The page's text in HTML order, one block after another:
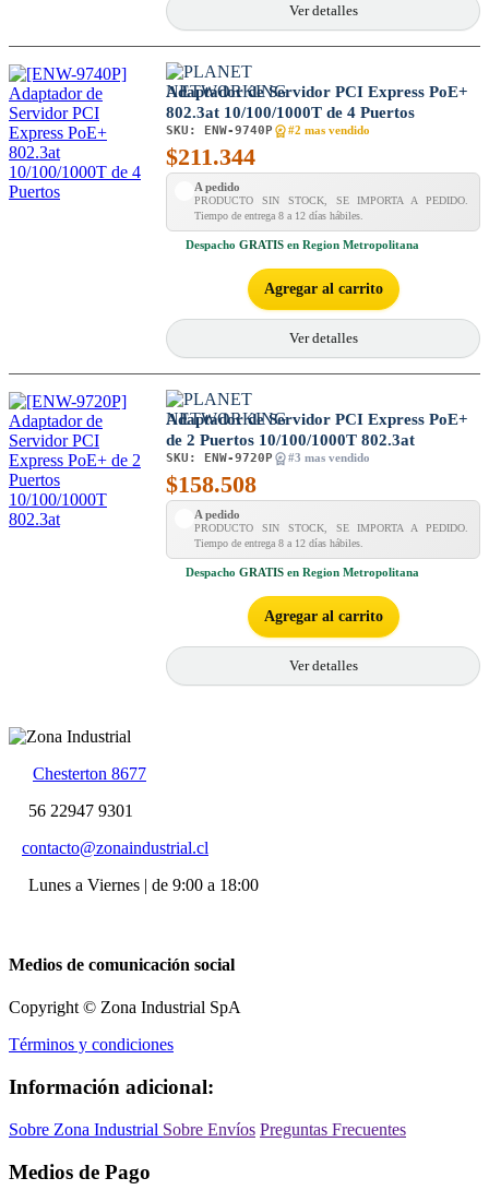
Ver detalles
Adaptador de Servidor PCI Express PoE+
802.3at 10/100/1000T de 4 Puertos
SKU: ENW-9740P #2 mas vendido
$211.344
A pedido
PRODUCTO SIN STOCK, SE IMPORTA A PEDIDO.
Tiempo de entrega 8 a 12 días hábiles.
Despacho GRATIS en Region Metropolitana
Agregar al carrito
Ver detalles
Adaptador de Servidor PCI Express PoE+
de 2 Puertos 10/100/1000T 802.3at
SKU: ENW-9720P #3 mas vendido
$158.508
A pedido
PRODUCTO SIN STOCK, SE IMPORTA A PEDIDO.
Tiempo de entrega 8 a 12 días hábiles.
Despacho GRATIS en Region Metropolitana
Agregar al carrito
Ver detalles
Chesterton 8677
56 22947 9301
contacto@zonaindustrial.cl
Lunes a Viernes | de 9:00 a 18:00
Medios de comunicación social
Copyright © Zona Industrial SpA
Términos y condiciones
Información adicional:
Sobre Zona Industrial Sobre Envíos Preguntas Frecuentes
Medios de Pago